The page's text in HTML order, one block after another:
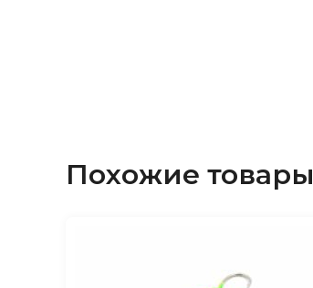
Похожие товары